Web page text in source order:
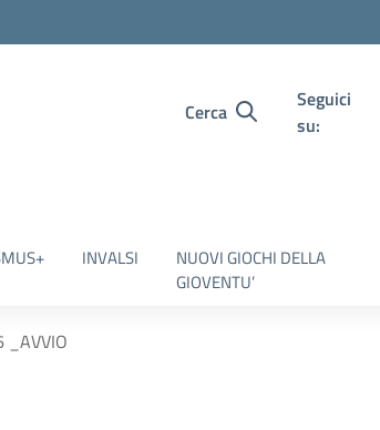
Cerca
Seguici
su:
INVALSI
NUOVI GIOCHI DELLA
GIOVENTU’
_AVVIO